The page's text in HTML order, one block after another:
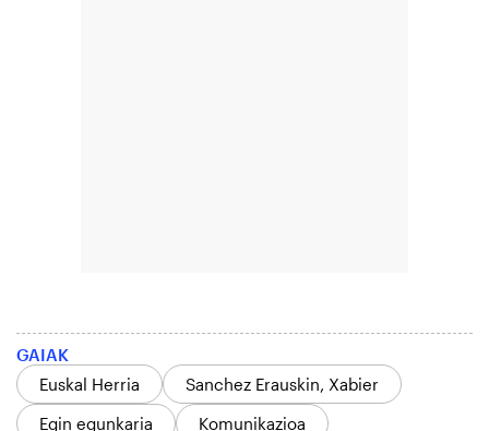
GAIAK
Euskal Herria
Sanchez Erauskin, Xabier
Egin egunkaria
Komunikazioa